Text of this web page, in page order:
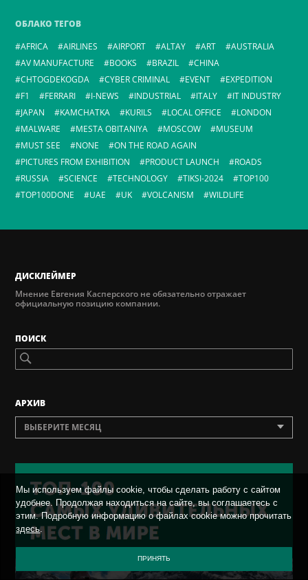
ОБЛАКО ТЕГОВ
AFRICA
AIRLINES AIRPORT ALTAY ART
AUSTRALIA
AV MANUFACTURE
BOOKS BRAZIL
CHINA
CHTOGDEKOGDA
CYBER CRIMINAL EVENT
EXPEDITION
F1
FERRARI I-NEWS INDUSTRIAL ITALY
IT INDUSTRY
JAPAN
KAMCHATKA KURILS LOCAL OFFICE
LONDON
MALWARE
MESTA OBITANIYA MOSCOW
MUSEUM
MUST SEE
NONE
ON THE ROAD AGAIN
PICTURES FROM EXHIBITION
PRODUCT LAUNCH
ROADS
RUSSIA
SCIENCE TECHNOLOGY TIKSI-2024
TOP100
TOP100DONE
UAE UK VOLCANISM WILDLIFE
ДИСКЛЕЙМЕР
Мнение Евгения Касперского не обязательно отражает
официальную позицию компании.
ПОИСК
AРХИВ
ВЫБЕРИТЕ МЕСЯЦ
Мы используем файлы cookie, чтобы сделать работу с сайтом
удобнее. Продолжая находиться на сайте, вы соглашаетесь с
этим. Подробную информацию о файлах cookie можно прочитать
здесь.
ПРИНЯТЬ